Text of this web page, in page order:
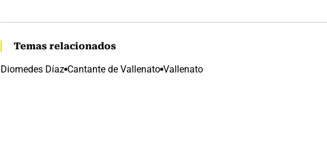
Temas relacionados
Diomedes Díaz Cantante de Vallenato Vallenato